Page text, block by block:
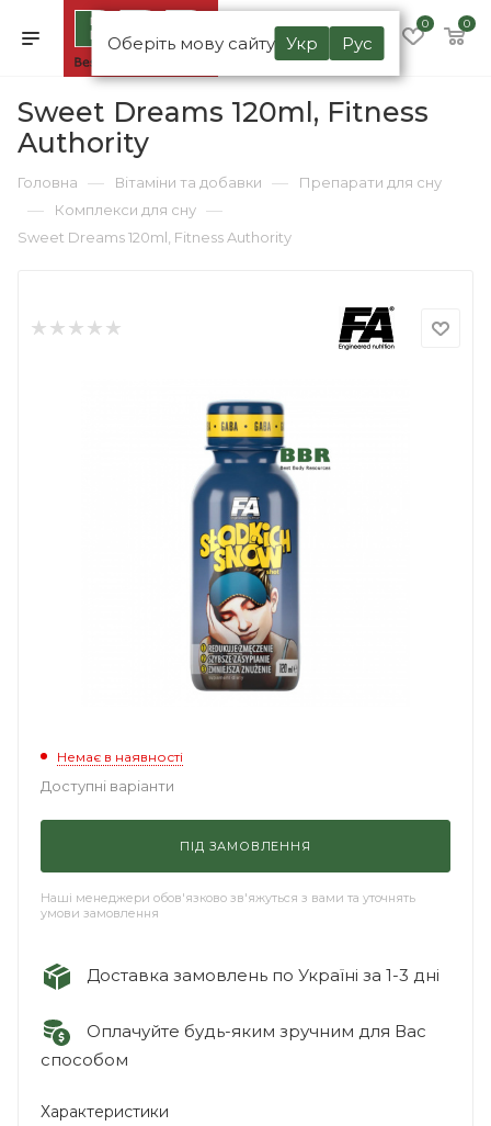
Оберіть мову сайту Укр Рус
0 0
Sweet Dreams 120ml, Fitness
Authority
Головна — Вітаміни та добавки — Препарати для сну
— Комплекси для сну —
Sweet Dreams 120ml, Fitness Authority
Немає в наявності
Доступні варіанти
ПІД ЗАМОВЛЕННЯ
Наші менеджери обов'язково зв'яжуться з вами та уточнять
умови замовлення
Доставка замовлень по Україні за 1-3 дні
Оплачуйте будь-яким зручним для Вас
способом
Характеристики